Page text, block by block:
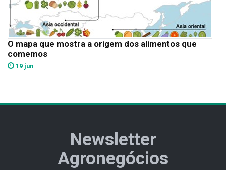
O mapa que mostra a origem dos alimentos que
comemos
19 jun
Newsletter
Agronegócios